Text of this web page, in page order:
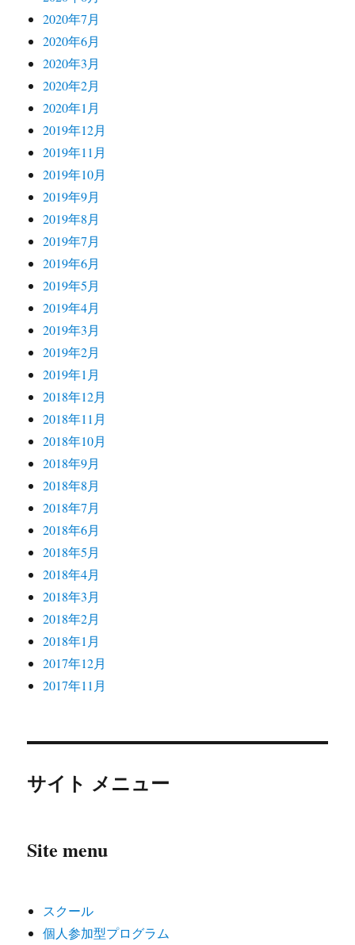
2020年7月
2020年6月
2020年3月
2020年2月
2020年1月
2019年12月
2019年11月
2019年10月
2019年9月
2019年8月
2019年7月
2019年6月
2019年5月
2019年4月
2019年3月
2019年2月
2019年1月
2018年12月
2018年11月
2018年10月
2018年9月
2018年8月
2018年7月
2018年6月
2018年5月
2018年4月
2018年3月
2018年2月
2018年1月
2017年12月
2017年11月
サイト メニュー
Site menu
スクール
個人参加型プログラム